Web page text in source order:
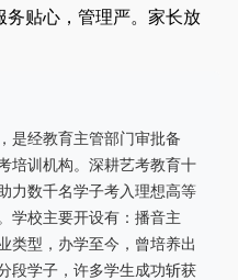
务贴心，管理严。家长放
是经教育主管部门审批备
培训机构。深耕艺考教育十
力数千名学子考入理想高等
学校主要开设有：播音主
类型，办学至今，曾培养出
段学子，许多学生成功斩获